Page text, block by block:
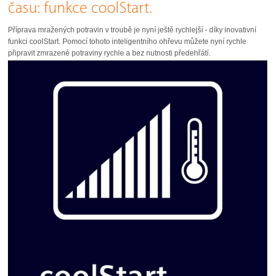
času: funkce coolStart.
Příprava mražených potravin v troubě je nyní ještě rychlejší - díky inovativní
funkci coolStart. Pomocí tohoto inteligentního ohřevu můžete nyní rychle
připravit zmrazené potraviny rychle a bez nutnosti předehřátí.